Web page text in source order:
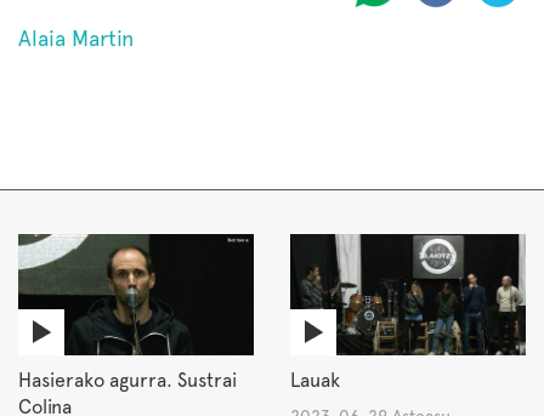
Alaia Martin
Hasierako agurra. Sustrai
Colina
Lauak